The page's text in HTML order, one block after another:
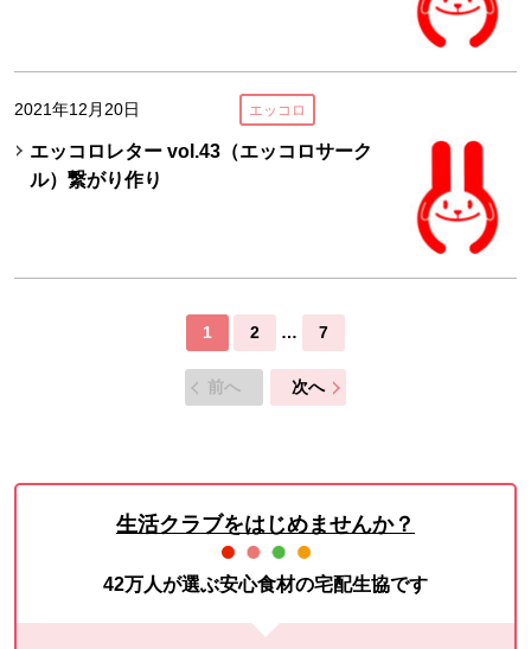
2021年12月20日 エッコロ
エッコロレター vol.43（エッコロサーク
ル）繋がり作り
1 2 … 7
前へ 次へ
生活クラブをはじめませんか？
42万人が選ぶ安心食材の宅配生協です